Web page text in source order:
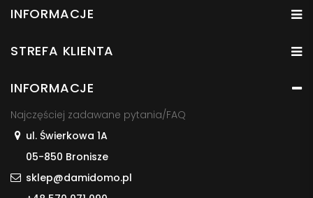
INFORMACJE
STREFA KLIENTA
INFORMACJE
Najczęściej zadawane pytania/FAQ
ul. Świerkowa 1A
05-850 Bronisze
sklep@damidomo.pl